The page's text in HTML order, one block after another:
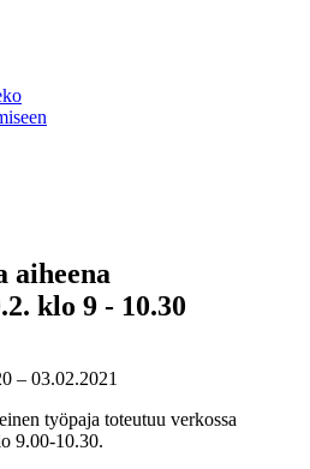
aiheena
klo 9 - 10.30
– 03.02.2021
työpaja toteutuu verkossa
9.00-10.30.